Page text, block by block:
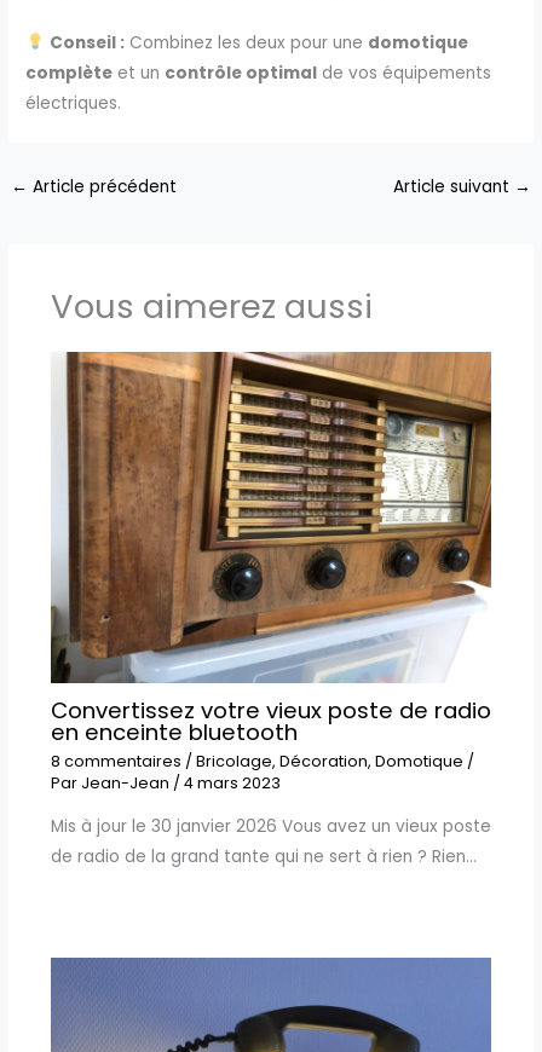
Conseil :Combinez les deux pour une domotique
complète et un contrôle optimal de vos équipements
électriques.
← Article précédent Article suivant →
Vous aimerez aussi
Convertissez votre vieux poste de radio
en enceinte bluetooth
8 commentaires / Bricolage, Décoration, Domotique /
Par Jean-Jean / 4 mars 2023
Mis à jour le 30 janvier 2026 Vous avez un vieux poste
de radio de la grand tante qui ne sert à rien ? Rien…